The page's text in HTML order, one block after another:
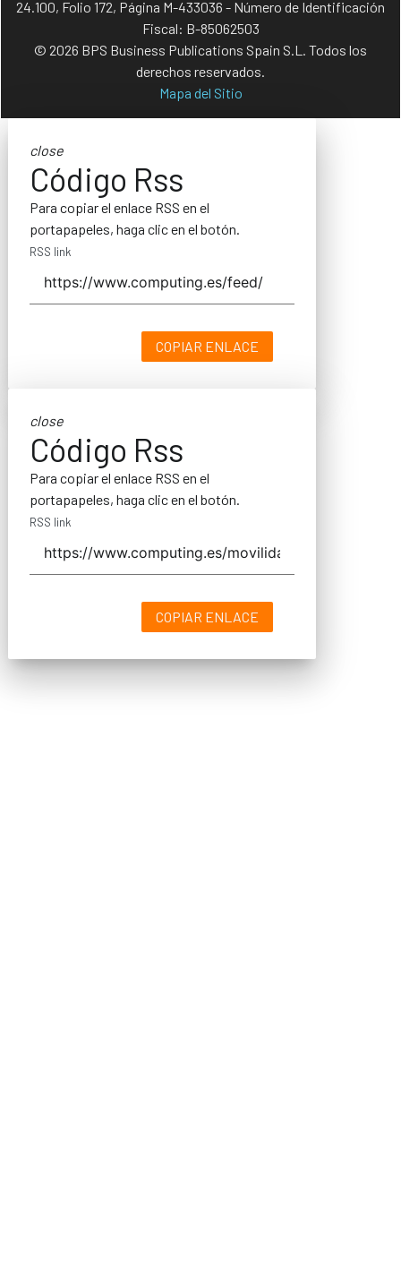
24.100, Folio 172, Página M-433036 - Número de Identificación
Fiscal: B-85062503
© 2026 BPS Business Publications Spain S.L. Todos los
derechos reservados.
Mapa del Sitio
close
Código Rss
Para copiar el enlace RSS en el
portapapeles, haga clic en el botón.
RSS link
COPIAR ENLACE
close
Código Rss
Para copiar el enlace RSS en el
portapapeles, haga clic en el botón.
RSS link
COPIAR ENLACE